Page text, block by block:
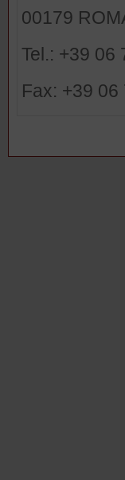
00179
Tel.: +39 06
Fax: +39 06